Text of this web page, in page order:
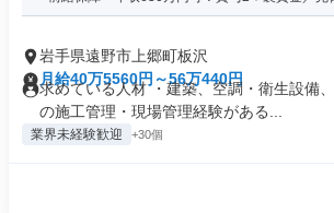
岩手県遠野市上郷町板沢
月給40万5560円～56万440円
求めている人材 ・建築、空調・衛生設備
の施工管理・現場管理経験がある...
業界未経験歓迎 +30個